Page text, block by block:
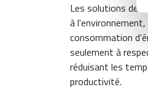
Les solutions de
à
consommation
seulement à
réduisant les
productivité.